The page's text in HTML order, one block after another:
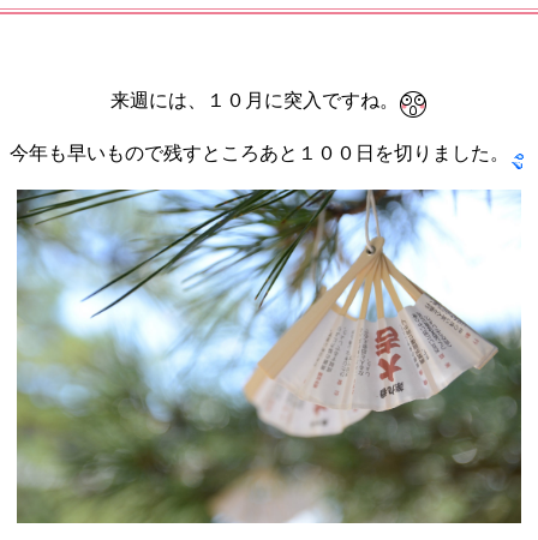
来週には、１０月に突入ですね。
今年も早いもので残すところあと１００日を切りました。